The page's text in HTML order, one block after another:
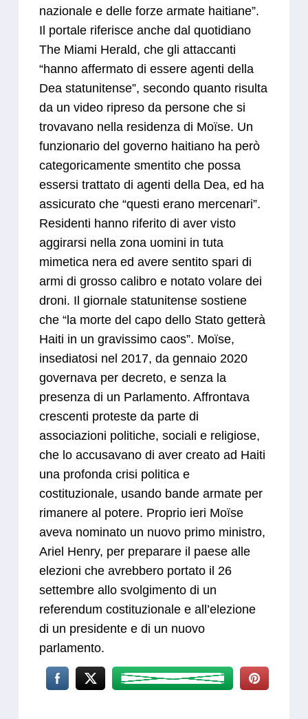
nazionale e delle forze armate haitiane”.
Il portale riferisce anche dal quotidiano
The Miami Herald, che gli attaccanti
“hanno affermato di essere agenti della
Dea statunitense”, secondo quanto risulta
da un video ripreso da persone che si
trovavano nella residenza di Moïse. Un
funzionario del governo haitiano ha però
categoricamente smentito che possa
essersi trattato di agenti della Dea, ed ha
assicurato che “questi erano mercenari”.
Residenti hanno riferito di aver visto
aggirarsi nella zona uomini in tuta
mimetica nera ed avere sentito spari di
armi di grosso calibro e notato volare dei
droni. Il giornale statunitense sostiene
che “la morte del capo dello Stato getterà
Haiti in un gravissimo caos”. Moïse,
insediatosi nel 2017, da gennaio 2020
governava per decreto, e senza la
presenza di un Parlamento. Affrontava
crescenti proteste da parte di
associazioni politiche, sociali e religiose,
che lo accusavano di aver creato ad Haiti
una profonda crisi politica e
costituzionale, usando bande armate per
rimanere al potere. Proprio ieri Moïse
aveva nominato un nuovo primo ministro,
Ariel Henry, per preparare il paese alle
elezioni che avrebbero portato il 26
settembre allo svolgimento di un
referendum costituzionale e all’elezione
di un presidente e di un nuovo
parlamento.